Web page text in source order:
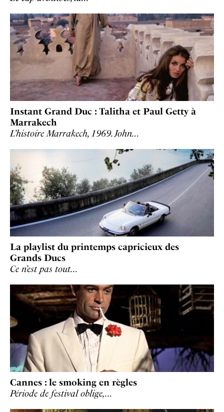
Instant Grand Duc : Talitha et Paul Getty à
Marrakech
L’histoire Marrakech, 1969. John…
La playlist du printemps capricieux des
Grands Ducs
Ce n’est pas tout…
Cannes : le smoking en règles
Période de festival oblige,…